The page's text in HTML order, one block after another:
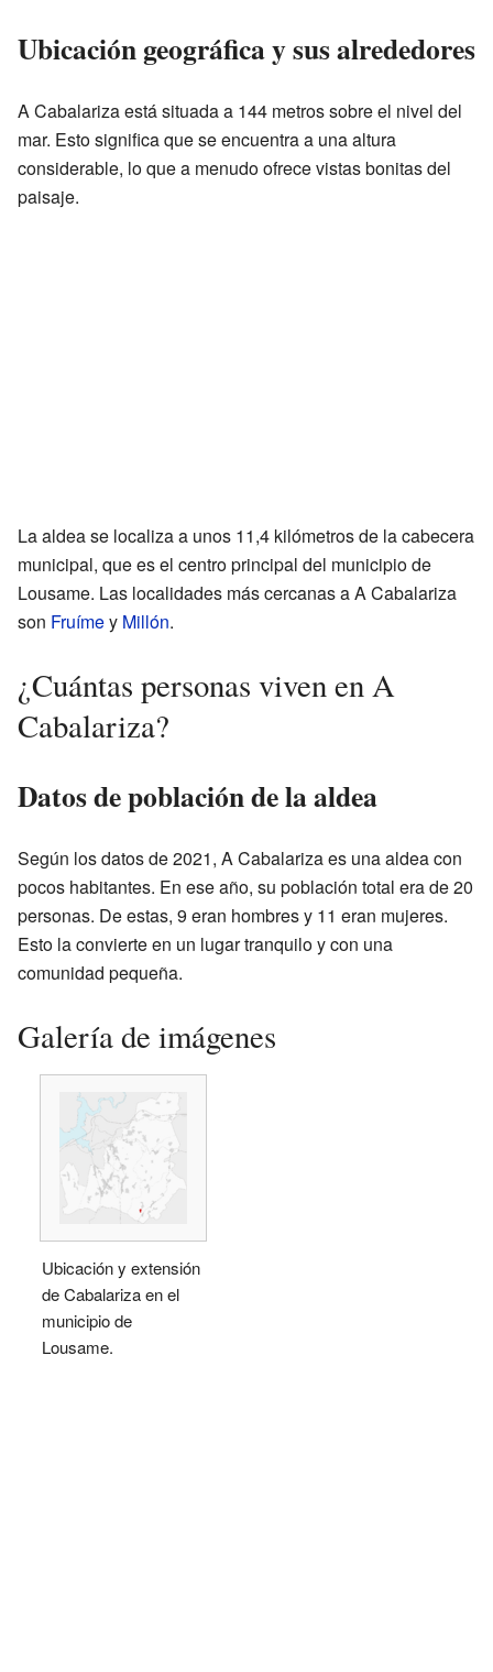
Ubicación geográfica y sus alrededores
A Cabalariza está situada a 144 metros sobre el nivel del
mar. Esto significa que se encuentra a una altura
considerable, lo que a menudo ofrece vistas bonitas del
paisaje.
La aldea se localiza a unos 11,4 kilómetros de la cabecera
municipal, que es el centro principal del municipio de
Lousame. Las localidades más cercanas a A Cabalariza
son Fruímey Millón.
¿Cuántas personas viven en A
Cabalariza?
Datos de población de la aldea
Según los datos de 2021, A Cabalariza es una aldea con
pocos habitantes. En ese año, su población total era de 20
personas. De estas, 9 eran hombres y 11 eran mujeres.
Esto la convierte en un lugar tranquilo y con una
comunidad pequeña.
Galería de imágenes
Ubicación y extensión
de Cabalariza en el
municipio de
Lousame.